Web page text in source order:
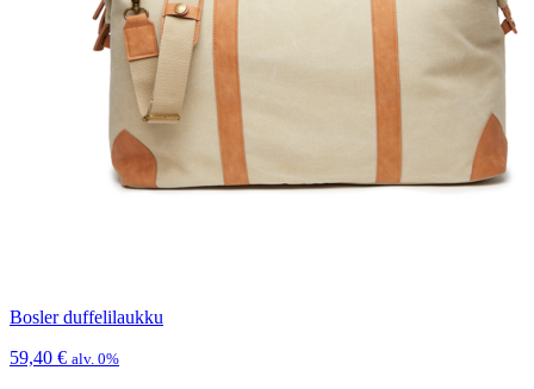
Bosler duffelilaukku
59,40 € alv. 0%